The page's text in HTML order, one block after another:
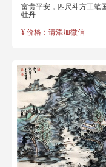
富贵平安，四尺斗方工笔
牡丹
¥ 价格：请添加微信